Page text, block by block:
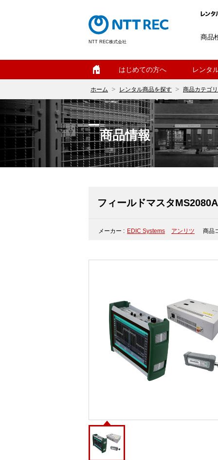
NTT REC株式会社
商品
はじめての方へ レンタ
ホーム レンタル商品を探す 商品カテゴ
商品情報
フィールドマスタ
メーカー : EDIC Systems アンリツ 商品